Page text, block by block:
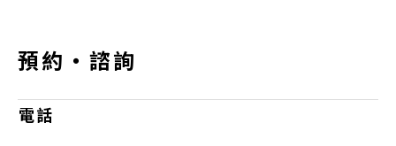
預約‧諮詢
電話